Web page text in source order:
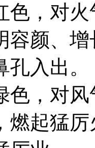
，对火
容颜、
入出。
，对风
燃起猛